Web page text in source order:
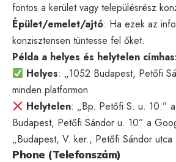
fontos a kerület vagy településrész
Épület/emelet/ajtó: Ha ezek az
konzisztensen tüntesse fel őket.
Példa a helyes és helytelen
Helyes: „1052 Budapest, Petőfi
minden platformon
Helytelen: „Bp. Petőfi S. u. 10.”
Budapest, Petőfi Sándor u. 10” a
„Budapest, V. ker., Petőfi Sándor
Phone (Telefonszám)